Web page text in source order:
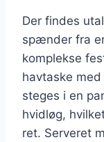
Der findes
spænder fra
komplekse
havtaske
steges i en
hvidløg,
ret. Serveret